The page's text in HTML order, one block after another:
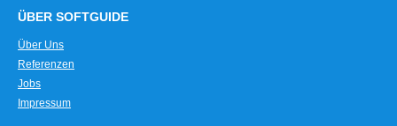
ÜBER SOFTGUIDE
Über Uns
Referenzen
Jobs
Impressum